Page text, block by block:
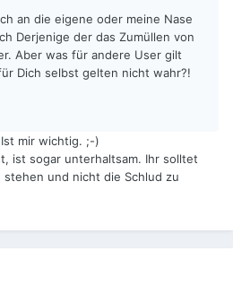
an die eigene oder meine Nase
Derjenige der das Zumüllen von
Aber was für andere User gilt
Dich selbst gelten nicht wahr?!
mir wichtig. ;-)
ist sogar unterhaltsam. Ihr solltet
und nicht die Schlud zu